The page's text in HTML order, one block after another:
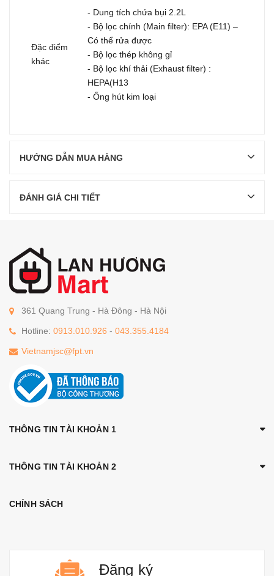
Đặc điểm
khác
- Dung tích chứa bụi 2.2L
- Bộ lọc chính (Main filter): EPA (E11) –
Có thể rửa được
- Bộ lọc thép không gỉ
- Bộ lọc khí thải (Exhaust filter) :
HEPA(H13
- Ống hút kim loại
HƯỚNG DẪN MUA HÀNG
ĐÁNH GIÁ CHI TIẾT
361 Quang Trung - Hà Đông - Hà Nội
Hotline: 0913.010.926 - 043.355.4184
Vietnamjsc@fpt.vn
THÔNG TIN TÀI KHOẢN 1
THÔNG TIN TÀI KHOẢN 2
CHÍNH SÁCH
Đăng ký